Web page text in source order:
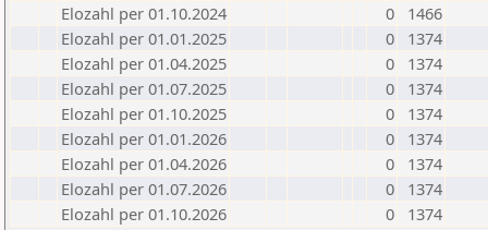
Elozahl per 01.10.2024
0
1466
Elozahl per 01.01.2025
0
1374
Elozahl per 01.04.2025
0
1374
Elozahl per 01.07.2025
0
1374
Elozahl per 01.10.2025
0
1374
Elozahl per 01.01.2026
0
1374
Elozahl per 01.04.2026
0
1374
Elozahl per 01.07.2026
0
1374
Elozahl per 01.10.2026
0 1374